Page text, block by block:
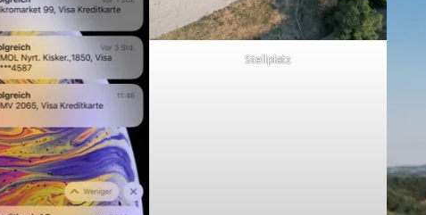
Stellplatz